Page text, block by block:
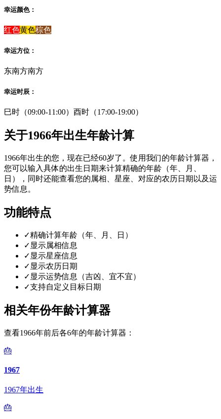
幸运颜色：
红色黄色棕色
幸运方位：
东南方南方
幸运时辰：
巳时（09:00-11:00） 酉时（17:00-19:00）
关于1966年出生年龄计算
1966年出生的您，现在已经60岁了。使用我们的年龄计算器，
您可以输入具体的出生日期来计算精确的年龄（年、月、
日），同时还能查看您的属相、星座、对应的农历日期以及运
势信息。
功能特点
✓精确计算年龄（年、月、日）
✓ 显示属相信息
✓ 显示星座信息
✓ 显示农历日期
✓ 显示运势信息（吉凶、宜不宜）
✓支持自定义目标日期
相关年份年龄计算器
查看1966年前后各6年的年龄计算器：
🎂
1967
1967年出生
🎂